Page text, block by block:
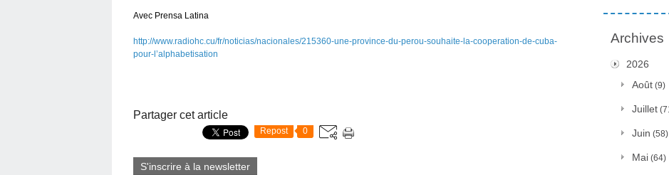
Avec Prensa Latina
http://www.radiohc.cu/fr/noticias/nacionales/215360-une-province-du-perou-souhaite-la-cooperation-de-cuba-
pour-l’alphabetisation
Partager cet article
Repost 0
S'inscrire à la newsletter
Archives
2026
Août (9)
Juillet
Juin (58)
Mai (64)